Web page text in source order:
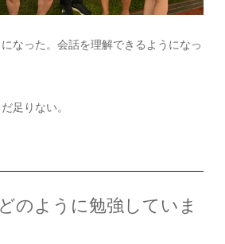
なった。会話を理解できるようになっ
足りない。
のように勉強していま